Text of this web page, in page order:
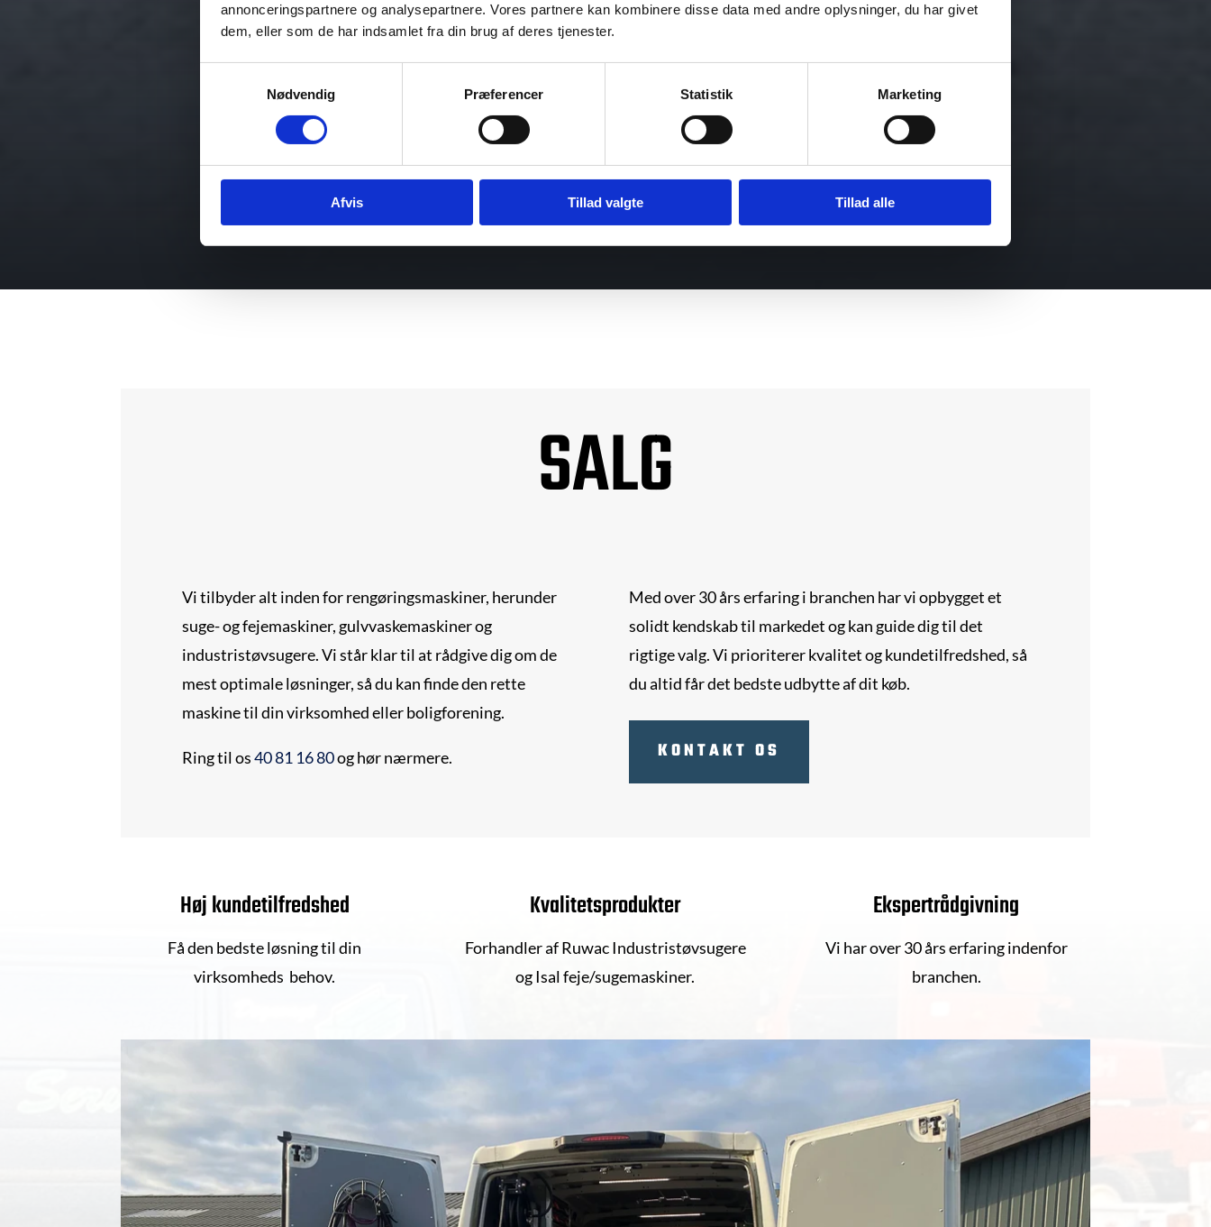
annonceringspartnere og analysepartnere. Vores partnere kan kombinere disse data med andre oplysninger, du har givet
dem, eller som de har indsamlet fra din brug af deres tjenester.
Nødvendig
Præferencer Statistik Marketing
Afvis Tillad valgte Tillad alle
SALG
Vi tilbyder alt inden for rengøringsmaskiner, herunder
suge- og fejemaskiner, gulvvaskemaskiner og
industristøvsugere. Vi står klar til at rådgive dig om de
mest optimale løsninger, så du kan finde den rette
maskine til din virksomhed eller boligforening.
Ring til os40 81 16 80og hør nærmere.
Med over 30 års erfaring i branchen har vi opbygget et
solidt kendskab til markedet og kan guide dig til det
rigtige valg. Vi prioriterer kvalitet og kundetilfredshed, så
du altid får det bedste udbytte af dit køb.
KONTAKT OS
Høj kundetilfredshed
Få den bedste løsning til din
virksomheds behov.
Kvalitetsprodukter
Forhandler af Ruwac Industristøvsugere
og Isal feje/sugemaskiner.
Ekspertrådgivning
Vi har over 30 års erfaring indenfor
branchen.